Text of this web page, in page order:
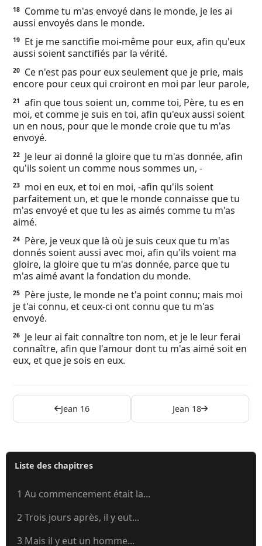
18
Comme tu m'as envoyé dans le monde, je les ai
aussi envoyés dans le monde.
19
Et je me sanctifie moi-même pour eux, afin qu'eux
aussi soient sanctifiés par la vérité.
20
Ce n'est pas pour eux seulement que je prie, mais
encore pour ceux qui croiront en moi par leur parole,
21
afin que tous soient un, comme toi, Père, tu es en
moi, et comme je suis en toi, afin qu'eux aussi soient
un en nous, pour que le monde croie que tu m'as
envoyé.
22
Je leur ai donné la gloire que tu m'as donnée, afin
qu'ils soient un comme nous sommes un, -
23
moi en eux, et toi en moi, -afin qu'ils soient
parfaitement un, et que le monde connaisse que tu
m'as envoyé et que tu les as aimés comme tu m'as
aimé.
24
Père, je veux que là où je suis ceux que tu m'as
donnés soient aussi avec moi, afin qu'ils voient ma
gloire, la gloire que tu m'as donnée, parce que tu
m'as aimé avant la fondation du monde.
25
Père juste, le monde ne t'a point connu; mais moi
je t'ai connu, et ceux-ci ont connu que tu m'as
envoyé.
26
Je leur ai fait connaître ton nom, et je le leur ferai
connaître, afin que l'amour dont tu m'as aimé soit en
eux, et que je sois en eux.
Jean 16 Jean 18
Liste des chapitres
1 Au commencement était la...
2 Trois jours après, il y eut...
3 Mais il y eut un homme...